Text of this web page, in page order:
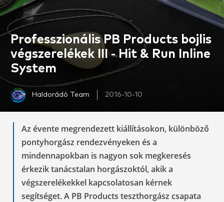
Professzionális PB Products bojlis
végszerelékek III - Hit & Run Inline
System
Haldorádó Team 2016-10-10
Az évente megrendezett kiállításokon, különböző
pontyhorgász rendezvényeken és a
mindennapokban is nagyon sok megkeresés
érkezik tanácstalan horgászoktól, akik a
végszerelékekkel kapcsolatosan kérnek
segítséget. A PB Products teszthorgász csapata